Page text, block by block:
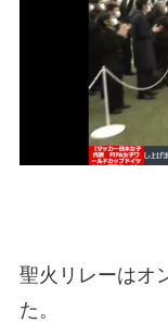
聖火リレーはオ
た。